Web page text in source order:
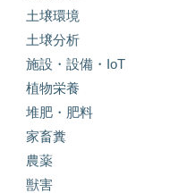
土壌環境
土壌分析
施設・設備・IoT
植物栄養
堆肥・肥料
家畜糞
農薬
獣害